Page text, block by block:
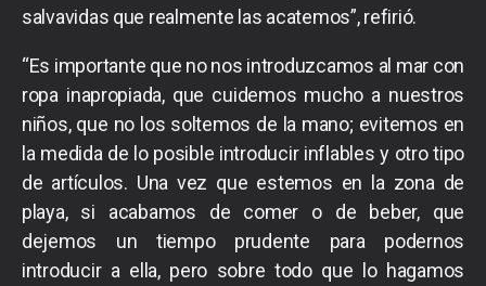
salvavidas que realmente las acatemos”, refirió.
“Es importante que no nos introduzcamos al mar con
ropa inapropiada, que cuidemos mucho a nuestros
niños, que no los soltemos de la mano; evitemos en
la medida de lo posible introducir inflables y otro tipo
de artículos. Una vez que estemos en la zona de
playa, si acabamos de comer o de beber, que
dejemos un tiempo prudente para podernos
introducir a ella, pero sobre todo que lo hagamos